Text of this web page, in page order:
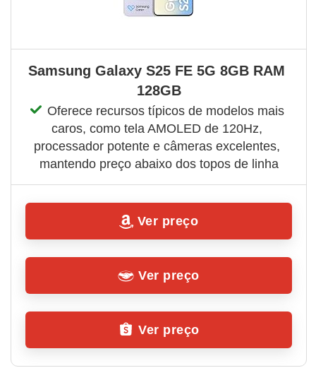
Samsung Galaxy S25 FE 5G 8GB RAM
128GB
Oferece recursos típicos de modelos mais
caros, como tela AMOLED de 120Hz,
processador potente e câmeras excelentes,
mantendo preço abaixo dos topos de linha
Ver preço
Ver preço
Ver preço